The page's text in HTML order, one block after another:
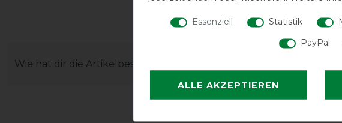
Wie hat dir die Artikelbeschreibung gefallen?
Essenziell Statistik
PayPal
ALLE AKZEPTIEREN